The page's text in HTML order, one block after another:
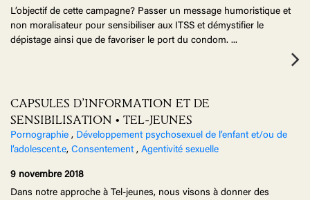
L’objectif de cette campagne? Passer un message humoristique et
non moralisateur pour sensibiliser aux ITSS et démystifier le
dépistage ainsi que de favoriser le port du condom. ...
CAPSULES D’INFORMATION ET DE
SENSIBILISATION • TEL-JEUNES
Pornographie , Développement psychosexuel de l’enfant et/ou de
l’adolescent.e, Consentement , Agentivité sexuelle
9 novembre 2018
Dans notre approche à Tel-jeunes, nous visons à donner des